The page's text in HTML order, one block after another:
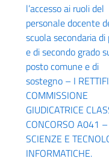
l’accesso ai ruoli del
personale docente
scuola secondaria di
e di secondo grado
posto comune e di
sostegno – I
COMMISSIONE
GIUDICATRICE
CONCORSO A041 –
SCIENZE E
INFORMATICHE.